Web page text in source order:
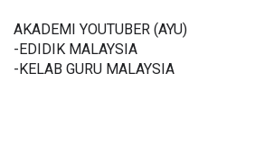
AKADEMI YOUTUBER (AYU)
-EDIDIK MALAYSIA
-KELAB GURU MALAYSIA